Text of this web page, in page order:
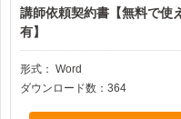
講師依頼契約書【無料で使
有】
形式： Word
ダウンロード数：364